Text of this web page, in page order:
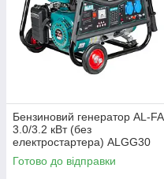
Бензиновий генератор AL-FA
3.0/3.2 кВт (без
електростартера) ALGG30
Готово до відправки